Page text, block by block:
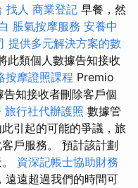
找人 商業登記 早餐，然
脹氣按摩服務 安養中
提供多元解決方案的數
此類個人數據告知接收
按摩證照課程 Premio
知接收者刪除客戶個
旅行社代辦護照 數據管
引起的可能的爭議，旅
戶服務。 預計該計劃
資深記帳士協助財務
遠遠超過我們的時間可